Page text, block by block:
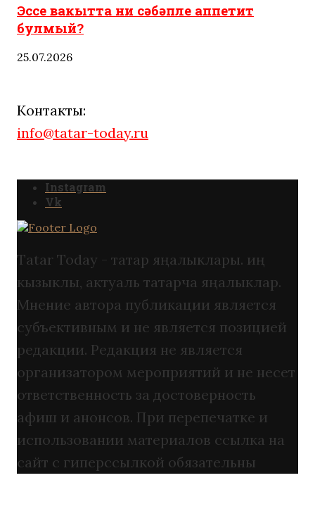
Эссе вакытта ни сәбәпле аппетит
булмый?
25.07.2026
Контакты:
info@tatar-today.ru
Instagram
Vk
Tatar Today - татар яңалыклары. иң
кызыклы, актуаль татарча яңалыклар.
Мнение автора публикации является
субъективным и не является позицией
редакции. Редакция не является
организатором мероприятий и не несет
ответственность за достоверность
афиш и анонсов. При перепечатке и
использовании материалов ссылка на
сайт с гиперссылкой обязательны